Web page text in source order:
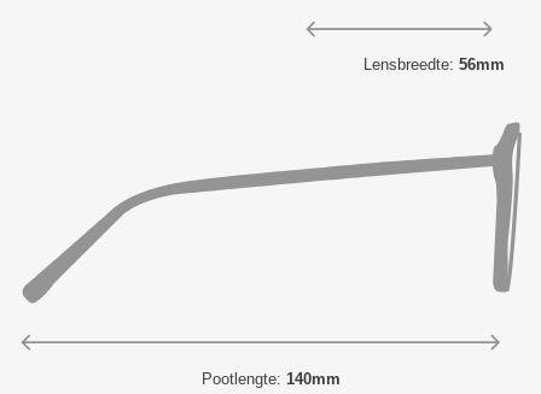
Lensbreedte: 56mm
Pootlengte: 140mm